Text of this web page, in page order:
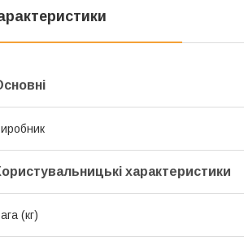
характеристики
(кг)